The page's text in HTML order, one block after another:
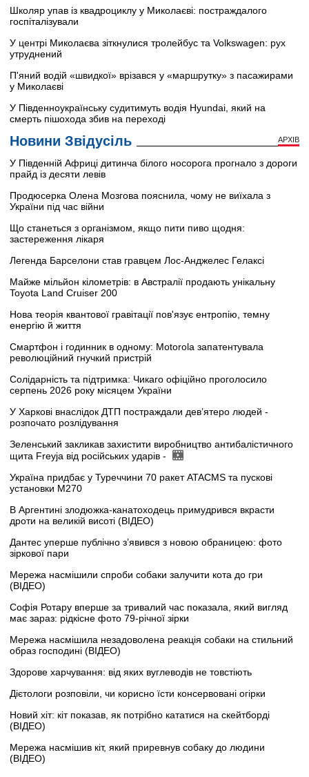
Школяр упав із квадроциклу у Миколаєві: постраждалого
госпіталізували
У центрі Миколаєва зіткнулися тролейбус та Volkswagen: рух
утруднений
П'яний водій «швидкої» врізався у «маршрутку» з пасажирами
у Миколаєві
У Південноукраїнську судитимуть водія Hyundai, який на
смерть пішохода збив на переході
Новини Звідусіль АРХІВ
У Південній Африці дитинча білого носорога прогнало з дороги
прайд із десяти левів
Продюсерка Олена Мозгова пояснила, чому не виїхала з
України під час війни
Що станеться з організмом, якщо пити пиво щодня:
застереження лікаря
Легенда Барселони став гравцем Лос-Анджелес Гелаксі
Майже мільйон кілометрів: в Австралії продають унікальну
Toyota Land Cruiser 200
Нова теорія квантової гравітації пов'язує ентропію, темну
енергію й життя
Смартфон і годинник в одному: Motorola запатентувала
революційний гнучкий пристрій
Солідарність та підтримка: Чикаго офіційно проголосило
серпень 2026 року місяцем України
У Харкові внаслідок ДТП постраждали дев’ятеро людей -
розпочато розлідування
Зеленський закликав захистити виробництво антибалістичного
щита Freyja від російських ударів -
Україна придбає у Туреччини 70 ракет ATACMS та пускові
установки M270
В Аргентині злодюжка-канатоходець примудрився вкрасти
дроти на великій висоті (ВІДЕО)
Дантес уперше публічно з’явився з новою обраницею: фото
зіркової пари
Мережа насмішили спроби собаки залучити кота до гри
(ВІДЕО)
Софія Ротару вперше за тривалий час показала, який вигляд
має зараз: рідкісне фото 79-річної зірки
Мережа насмішила незадоволена реакція собаки на стильний
образ господині (ВІДЕО)
Здорове харчування: від яких вуглеводів не товстіють
Дієтологи розповіли, чи корисно їсти консервовані огірки
Новий хіт: кіт показав, як потрібно кататися на скейтборді
(ВІДЕО)
Мережа насмішив кіт, який приревнув собаку до людини
(ВІДЕО)